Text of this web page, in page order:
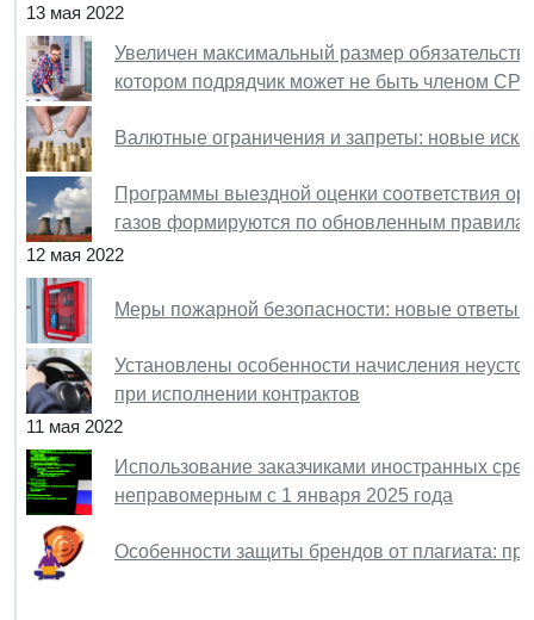
13 мая 2022
Увеличен максимальный размер обязательств
котором подрядчик может не быть членом СРО
Валютные ограничения и запреты: новые
Программы выездной оценки соответствия
газов формируются по обновленным
12 мая 2022
Меры пожарной безопасности: новые
Установлены особенности начисления
при исполнении контрактов
11 мая 2022
Использование заказчиками иностранных
неправомерным с 1 января 2025 года
Особенности защиты брендов от плагиата: